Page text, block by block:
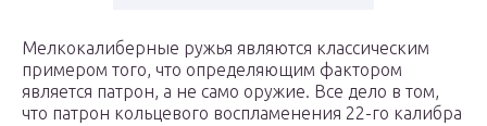
Мелкокалиберные ружья являются классическим
примером того, что определяющим фактором
является патрон, а не само оружие. Все дело в том,
что патрон кольцевого воспламенения 22-го калибра